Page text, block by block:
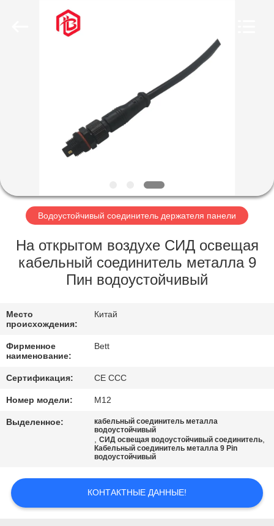
ПУТЕШЕСТВИЕ
ФАБРИКИ
ПРОВЕРКА
КАЧЕСТВА
КАРТА
САЙТА
PRIVACY
POLICY
Водоустойчивый соединитель держателя панели
На открытом воздухе СИД освещая
кабельный соединитель металла 9
Пин водоустойчивый
Место
происхождения:
Китай
Фирменное
наименование:
Bett
Сертификация: CE CCC
Номер модели: М12
Выделенное:
кабельный соединитель металла
водоустойчивый
,СИД освещая водоустойчивый соединитель,
Кабельный соединитель металла 9 Pin
водоустойчивый
КОНТАКТНЫЕ ДАННЫЕ!